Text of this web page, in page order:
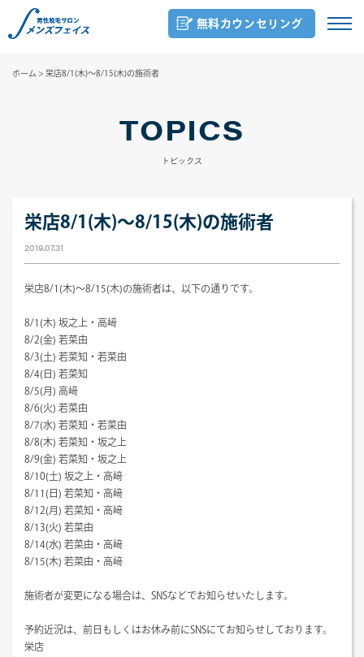
無料カウンセリング
ホーム > 栄店8/1(木)～8/15(木)の施術者
TOPICS
トピックス
栄店8/1(木)～8/15(木)の施術者
2019.07.31
栄店8/1(木)～8/15(木)の施術者は、以下の通りです。
8/1(木) 坂之上・高﨑
8/2(金) 若菜由
8/3(土) 若菜知・若菜由
8/4(日) 若菜知
8/5(月) 高﨑
8/6(火) 若菜由
8/7(水) 若菜知・若菜由
8/8(木) 若菜知・坂之上
8/9(金) 若菜知・坂之上
8/10(土) 坂之上・高﨑
8/11(日) 若菜知・高﨑
8/12(月) 若菜知・高﨑
8/13(火) 若菜由
8/14(水) 若菜由・高﨑
8/15(木) 若菜由・高﨑
施術者が変更になる場合は、SNSなどでお知らせいたします。
予約近況は、前日もしくはお休み前にSNSにてお知らせしております。
栄店